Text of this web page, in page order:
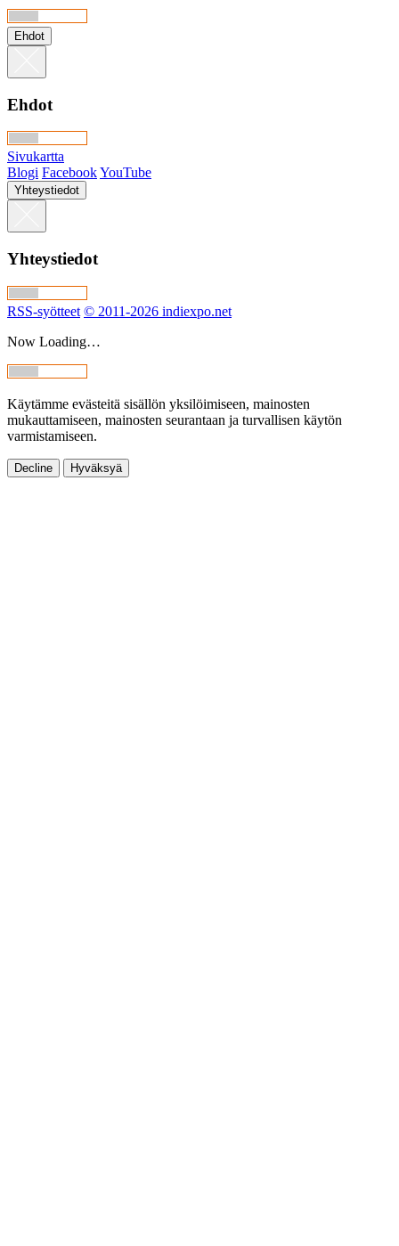
Ehdot
Ehdot
Sivukartta
Blogi FacebookYouTube
Yhteystiedot
Yhteystiedot
RSS-syötteet © 2011-2026 indiexpo.net
Now Loading…
Käytämme evästeitä sisällön yksilöimiseen, mainosten
mukauttamiseen, mainosten seurantaan ja turvallisen käytön
varmistamiseen.
Decline Hyväksyä